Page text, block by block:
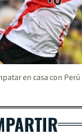
en casa con Perú